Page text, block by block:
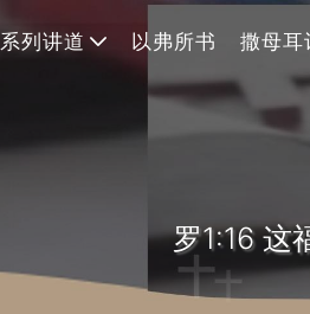
系列讲道 以弗所书 撒母耳
罗1:16 这